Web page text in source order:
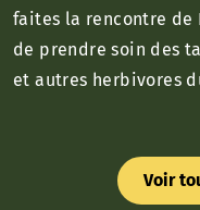
faites la rencontre de
de prendre soin des
et autres herbivores
Voir